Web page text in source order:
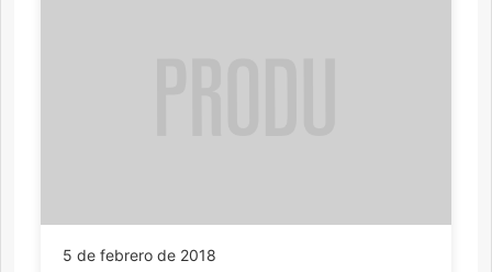
5 de febrero de 2018